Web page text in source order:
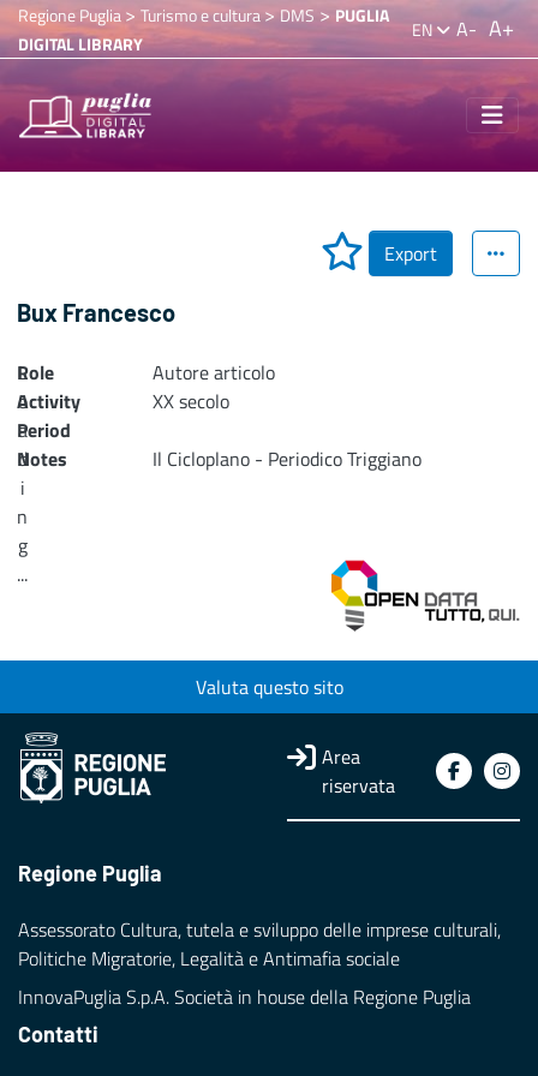
Regione Puglia> Turismo e cultura>DMS > PUGLIA
DIGITAL LIBRARY
EN A- A+
Export
Bux Francesco
L
o
a
d
i
n
g
...
Role
Autore articolo
Activity
Period
XX secolo
Notes
Il Cicloplano - Periodico Triggiano
Valuta questo sito
Area
riservata
Regione Puglia
Assessorato Cultura, tutela e sviluppo delle imprese culturali,
Politiche Migratorie, Legalità e Antimafia sociale
InnovaPuglia S.p.A. Società in house della Regione Puglia
Contatti